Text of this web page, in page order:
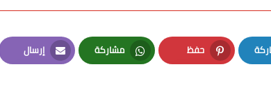
حفظ
Pinterest
مشاركة
Whatsapp
إرسال
Email